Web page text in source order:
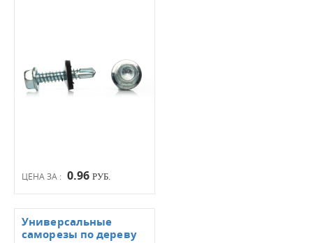
ЦЕНА ЗА : 0.96 РУБ.
Универсальные
саморезы по дереву